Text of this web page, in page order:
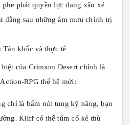
phái quyền lực đang xâu xé
đằng sau những âm mưu chính trị
Tàn khốc và thực tế
của Crimson Desert chính là
Action-RPGthế hệ mới:
chỉ là bấm nút tung kỹ năng, bạn
Kliff có thể túm cổ kẻ thù